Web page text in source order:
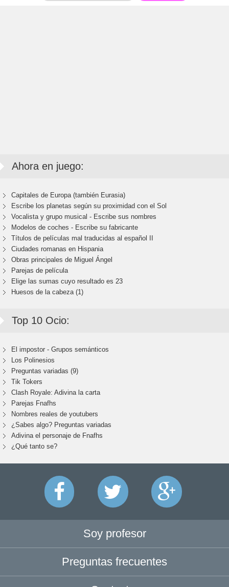
Ahora en juego:
Capitales de Europa (también Eurasia)
Escribe los planetas según su proximidad con el Sol
Vocalista y grupo musical - Escribe sus nombres
Modelos de coches - Escribe su fabricante
Títulos de películas mal traducidas al español II
Ciudades romanas en Hispania
Obras principales de Miguel Ángel
Parejas de película
Elige las sumas cuyo resultado es 23
Huesos de la cabeza (1)
Top 10 Ocio:
El impostor - Grupos semánticos
Los Polinesios
Preguntas variadas (9)
Tik Tokers
Clash Royale: Adivina la carta
Parejas Fnafhs
Nombres reales de youtubers
¿Sabes algo? Preguntas variadas
Adivina el personaje de Fnafhs
¿Qué tanto se?
Soy profesor
Preguntas frecuentes